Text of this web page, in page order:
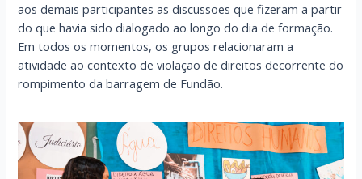
aos demais participantes as discussões que fizeram a partir
do que havia sido dialogado ao longo do dia de formação.
Em todos os momentos, os grupos relacionaram a
atividade ao contexto de violação de direitos decorrente do
rompimento da barragem de Fundão.